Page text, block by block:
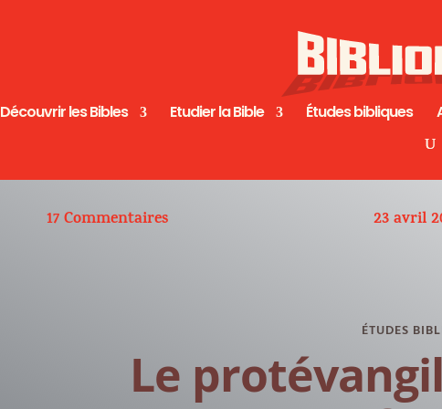
Découvrir les Bibles Etudier la Bible Études bibliques
17 Commentaires 23 avril
ÉTUDES
Le